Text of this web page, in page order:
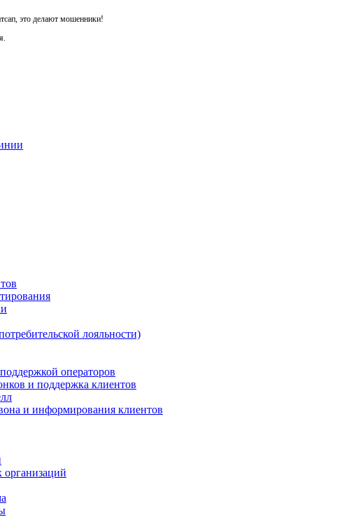
это делают мошенники!
лояльности)
операторов
и поддержка клиентов
и информирования клиентов
организаций